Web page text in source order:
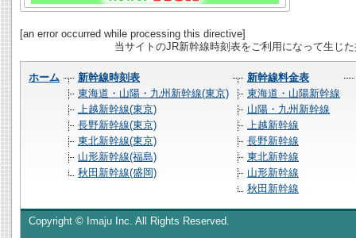
[an error occurred while processing this directive]
当サイトのJR新幹線時刻表をご利用になって生じ
ホーム
新幹線時刻表
東海道・山陽・九州新幹線(東京)
上越新幹線(東京)
長野新幹線(東京)
東北新幹線(東京)
山形新幹線(福島)
秋田新幹線(盛岡)
新幹線料金表
東海道・山陽新幹線
山陽・九州新幹線
上越新幹線
長野新幹線
東北新幹線
山形新幹線
秋田新幹線
Copyright © Imaju Inc. All Rights Reserved.